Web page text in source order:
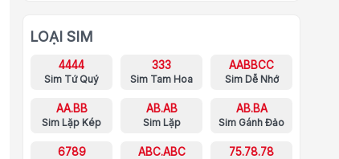
LOẠI SIM
4444
Sim Tứ Quý
333
Sim Tam Hoa
AABBCC
Sim Dễ Nhớ
AA.BB
Sim Lặp Kép
AB.AB
Sim Lặp
AB.BA
Sim Gánh Đảo
6789 ABC.ABC 75.78.78